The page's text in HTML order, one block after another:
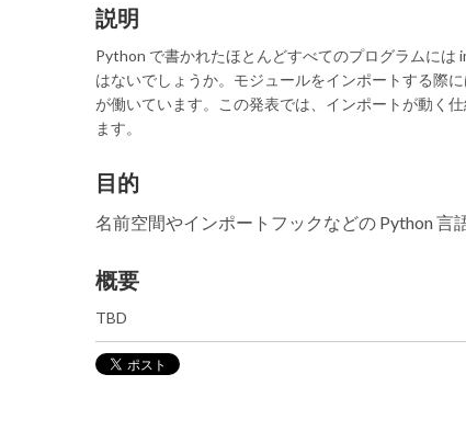
説明
Python で書かれたほとんどすべてのプログラムに
はないでしょうか。モジュールをインポートする際
が働いています。この発表では、インポートが動く
ます。
目的
名前空間やインポートフックなどの Python
概要
TBD